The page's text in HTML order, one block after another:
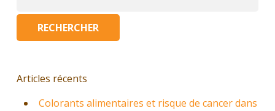
Articles récents
Colorants alimentaires et risque de cancer dans